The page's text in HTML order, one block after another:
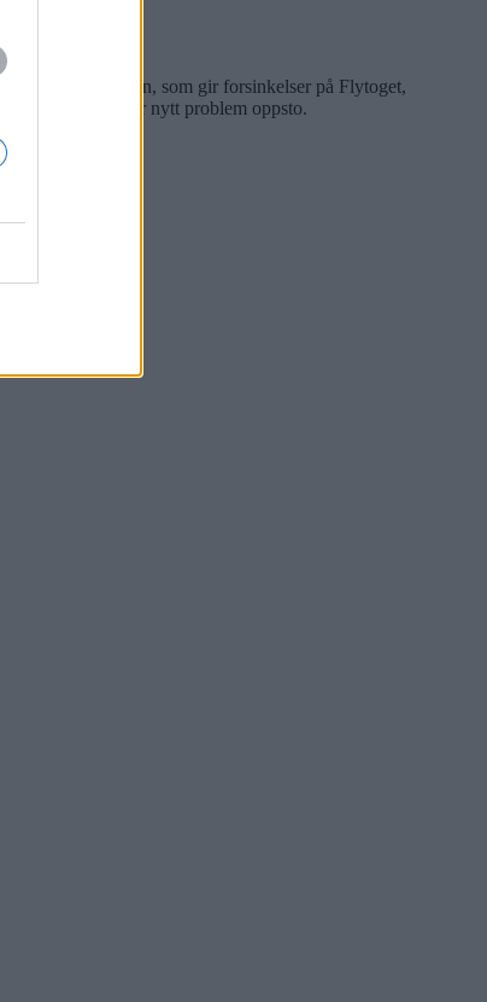
på grunn av feilen, som gir forsinkelser på Flytoget,
til torsdag, før nytt problem oppsto.